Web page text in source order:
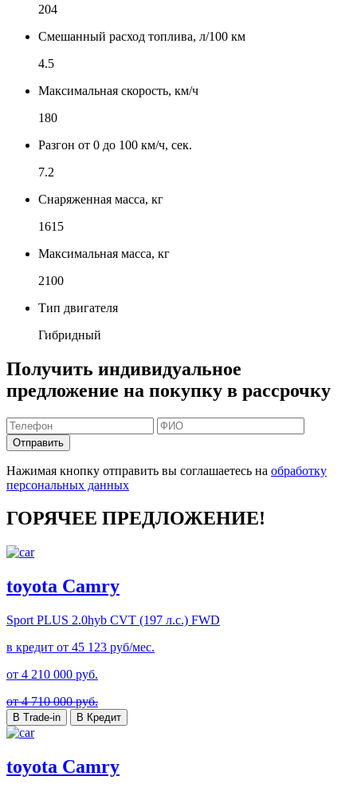
204
Смешанный расход топлива, л/100 км
4.5
Максимальная скорость, км/ч
180
Разгон от 0 до 100 км/ч, сек.
7.2
Снаряженная масса, кг
1615
Максимальная масса, кг
2100
Тип двигателя
Гибридный
Получить индивидуальное
предложение на покупку в рассрочку
Отправить
Нажимая кнопку отправить вы соглашаетесь на обработку
персональных данных
ГОРЯЧЕЕ ПРЕДЛОЖЕНИЕ!
toyota Camry
Sport PLUS 2.0hyb CVT (197 л.с.) FWD
в кредит от 45 123 руб/мес.
от 4 210 000 руб.
от 4 710 000 руб.
В Trade-in В Кредит
toyota Camry